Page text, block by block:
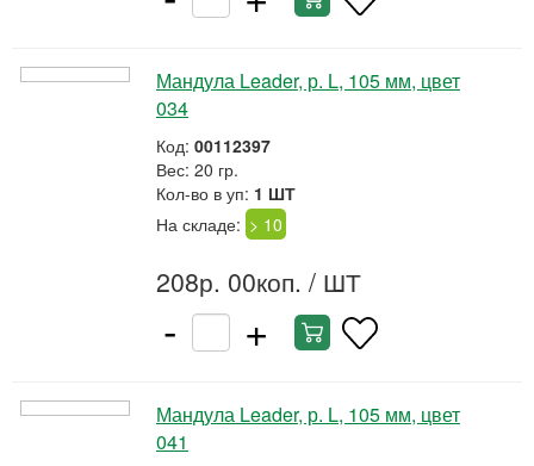
Мандула Leader, р. L, 105 мм, цвет
034
Код: 00112397
Вес: 20 гр.
Кол-во в уп: 1 ШТ
На складе: > 10
208р. 00коп. / ШТ
- +
Мандула Leader, р. L, 105 мм, цвет
041